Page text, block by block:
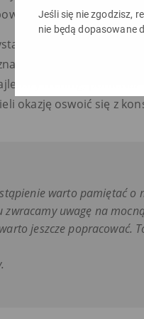
Jeśli się nie zgodzisz,
nie będą dopasowane
krokiem.
przed
trudniej
trening, ponieważ
okazję oswoić się z
warto pamiętać o
uwagę na
jeszcze popracować.